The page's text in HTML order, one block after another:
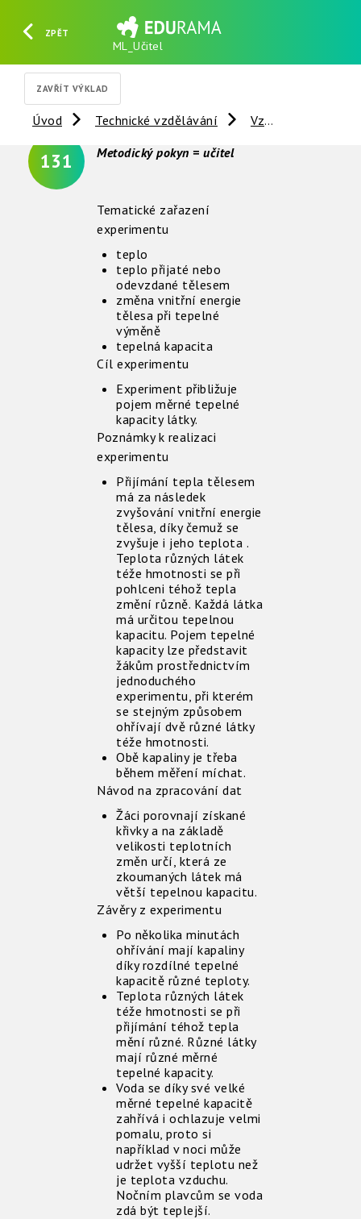
ZPĚT
ML_Učitel
ZAVŘÍT VÝKLAD
Úvod Technické vzdělávání Vzdálené experimenty
131 Metodický pokyn = učitel
Tematické zařazení
experimentu
teplo
teplo přijaté nebo
odevzdané tělesem
změna vnitřní energie
tělesa při tepelné
výměně
tepelná kapacita
Cíl experimentu
Experiment přibližuje
pojem měrné tepelné
kapacity látky.
Poznámky k realizaci
experimentu
Přijímání tepla tělesem
má za následek
zvyšování vnitřní energie
tělesa, díky čemuž se
zvyšuje i jeho teplota .
Teplota různých látek
téže hmotnosti se při
pohlceni téhož tepla
změní různě. Každá látka
má určitou tepelnou
kapacitu. Pojem tepelné
kapacity lze představit
žákům prostřednictvím
jednoduchého
experimentu, při kterém
se stejným způsobem
ohřívají dvě různé látky
téže hmotnosti.
Obě kapaliny je třeba
během měření míchat.
Návod na zpracování dat
Žáci porovnají získané
křivky a na základě
velikosti teplotních
změn určí, která ze
zkoumaných látek má
větší tepelnou kapacitu.
Závěry z experimentu
Po několika minutách
ohřívání mají kapaliny
díky rozdílné tepelné
kapacitě různé teploty.
Teplota různých látek
téže hmotnosti se při
přijímání téhož tepla
mění různé. Různé látky
mají různé měrné
tepelné kapacity.
Voda se díky své velké
měrné tepelné kapacitě
zahřívá i ochlazuje velmi
pomalu, proto si
například v noci může
udržet vyšší teplotu než
je teplota vzduchu.
Nočním plavcům se voda
zdá být teplejší.